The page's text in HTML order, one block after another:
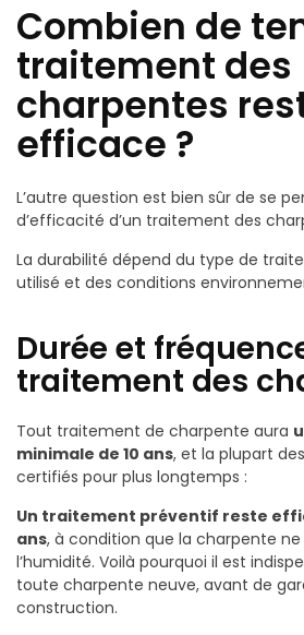
Combien de
traitement des
charpentes
efficace ?
L’autre question est bien sûr de se
d’efficacité d’un traitement des
La durabilité dépend du type de
utilisé et des conditions
Durée et
traitement des
Tout traitement de charpente aura
minimale de 10 ans, et la plupart
certifiés pour plus longtemps :
Un traitement préventif reste
ans, à condition que la charpente
l’humidité. Voilà pourquoi il est
toute charpente neuve, avant de
construction.